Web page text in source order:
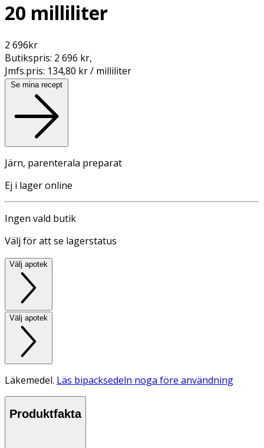
20 milliliter
2 696kr
Butikspris: 2 696 kr,
Jmfs.pris: 134,80 kr / milliliter
Se mina recept
Järn, parenterala preparat
Ej i lager online
Ingen vald butik
Välj för att se lagerstatus
Välj apotek
Välj apotek
Läkemedel. Läs bipacksedeln noga före användning
Produktfakta